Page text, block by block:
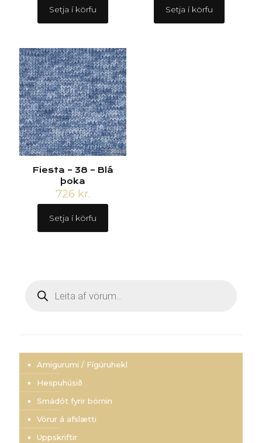
Setja í körfu Setja í körfu
Fiesta – 38 – Blá
þoka
726 kr.
Setja í körfu
search
Amigurumi / Fígúruhekl
Hespuhúsið
Smádót fyrir börnin
Vörur á afslætti
Uppskriftir